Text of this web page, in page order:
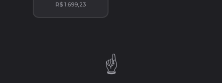
R$ 1.699,23
☝️